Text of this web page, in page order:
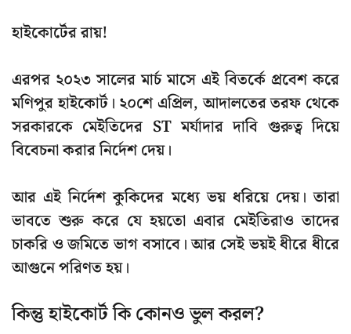
হাইকোর্টের রায়!
এরপর ২০২৩ সালের মার্চ মাসে এই বিতর্কে প্রবেশ করে
মণিপুর হাইকোর্ট। ২০শে এপ্রিল, আদালতের তরফ থেকে
সরকারকে মেইতিদের ST মর্যাদার দাবি গুরুত্ব দিয়ে
বিবেচনা করার নির্দেশ দেয়।
আর এই নির্দেশ কুকিদের মধ্যে ভয় ধরিয়ে দেয়। তারা
ভাবতে শুরু করে যে হয়তো এবার মেইতিরাও তাদের
চাকরি ও জমিতে ভাগ বসাবে। আর সেই ভয়ই ধীরে ধীরে
আগুনে পরিণত হয়।
কিন্তু হাইকোর্ট কি কোনও ভুল করল?